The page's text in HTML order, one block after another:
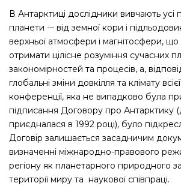
В Антарктиці дослідники вивчають усі
планети -– від земної кори і
верхньої атмосфери і магнітосфери,
отримати цілісне розуміння сучасних
закономірностей та процесів, а,
глобальні зміни довкілля та клімату
конференції, яка не випадково була
підписання Договору про Антарктику
приєдналася в 1992 році), було
Договір залишається засадничим
визначенні міжнародно-правового
регіону як планетарного природного
території миру та наукової співпраці.